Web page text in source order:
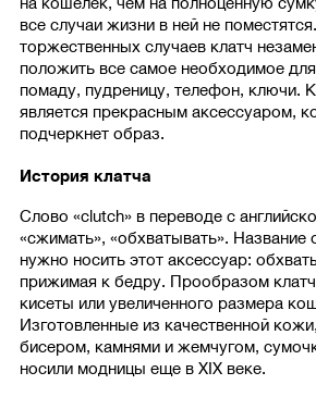
все случаи жизни в ней не
торжественных случаев клатч
положить все самое необходимое
помаду, пудреницу, телефон, ключи.
является прекрасным аксессуаром,
подчеркнет образ.
История клатча
Слово «clutch» в переводе с
«сжимать», «обхватывать». Название
нужно носить этот аксессуар:
прижимая к бедру. Прообразом
кисеты или увеличенного размера
Изготовленные из качественной
бисером, камнями и жемчугом,
носили модницы еще в XIX веке.